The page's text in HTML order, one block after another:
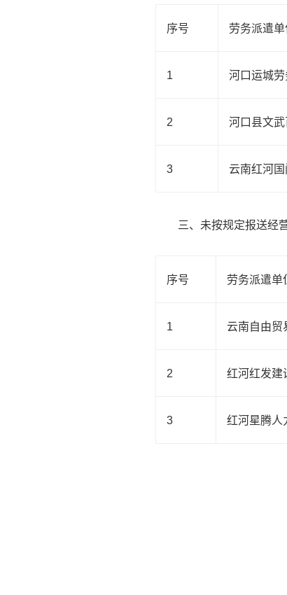
序号 劳务派遣
1 河口运城
2 河口县文
3 云南红河
三、未按规定报送经
序号 劳务派遣单
1 云南自由贸
2 红河红发建
3 红河星腾人